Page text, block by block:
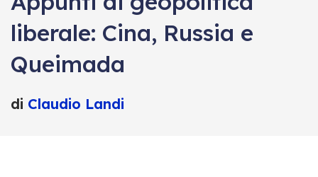
liberale: Cina, Russia e
Queimada
di Claudio Landi